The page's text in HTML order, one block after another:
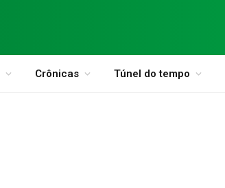
Crônicas Túnel do tempo